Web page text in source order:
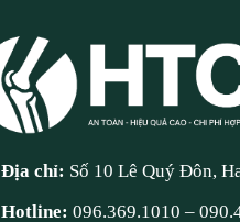
Địa chỉ: Số 10 Lê Quý Đôn,
Hotline:096.369.1010 –